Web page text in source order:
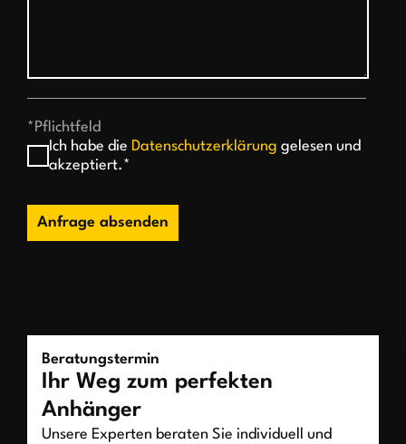
*Pflichtfeld
Ich habe die Datenschutzerklärung gelesen und
akzeptiert.*
Anfrage absenden
Beratungstermin
Ihr Weg zum perfekten
Anhänger
Unsere Experten beraten Sie individuell und